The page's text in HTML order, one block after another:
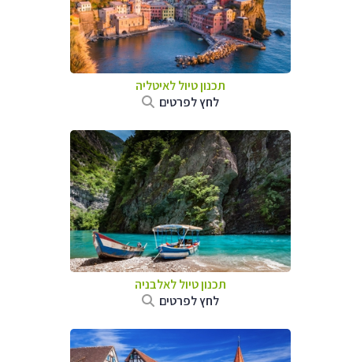
תכנון טיול לאיטליה
לחץ לפרטים
תכנון טיול לאלבניה
לחץ לפרטים